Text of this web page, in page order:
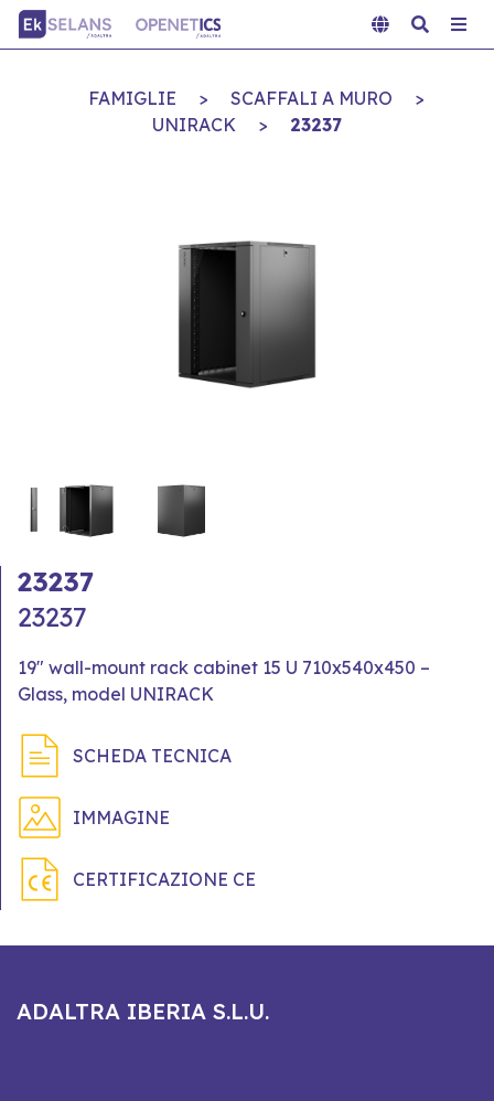
FAMIGLIE > SCAFFALI A MURO
>
UNIRACK
> 23237
23237
23237
19" wall-mount rack cabinet 15 U 710x540x450 –
Glass, model UNIRACK
SCHEDA TECNICA
IMMAGINE
CERTIFICAZIONE CE
ADALTRA IBERIA S.L.U.